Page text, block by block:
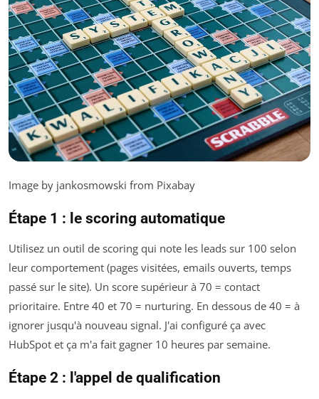
Image by jankosmowski from Pixabay
Étape 1 : le scoring automatique
Utilisez un outil de scoring qui note les leads sur 100 selon
leur comportement (pages visitées, emails ouverts, temps
passé sur le site). Un score supérieur à 70 = contact
prioritaire. Entre 40 et 70 = nurturing. En dessous de 40 = à
ignorer jusqu'à nouveau signal. J'ai configuré ça avec
HubSpot et ça m'a fait gagner 10 heures par semaine.
Étape 2 : l'appel de qualification